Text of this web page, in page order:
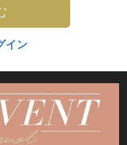
イン